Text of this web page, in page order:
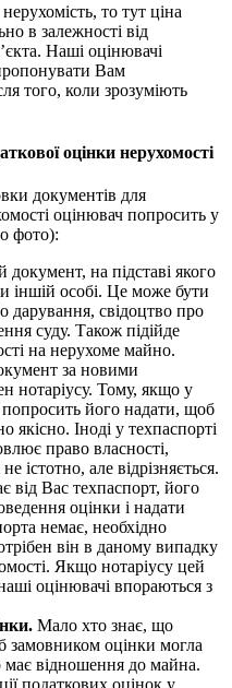
то тут ціна
в залежності від
Наші оцінювачі
Вам
того, коли зрозуміють
оцінки нерухомості
документів для
оцінювач попросить у
фото):
документ, на підставі якого
іншій особі. Це може бути
дарування, свідоцтво про
суду. Також підійде
на нерухоме майно.
за новими
нотаріусу. Тому, якщо у
його надати, щоб
якісно. Іноді у техпаспорті
право власності,
істотно, але відрізняється.
від Вас техпаспорт, його
оцінки і надати
немає, необхідно
він в даному випадку
Якщо нотаріусу цей
оцінювачі впораються з
Мало хто знає, що
замовником оцінки могла
має відношення до майна.